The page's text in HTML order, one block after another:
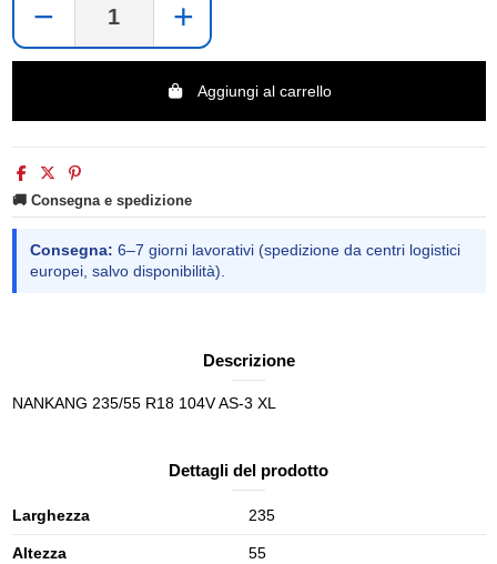
− +
Aggiungi al carrello
🚚 Consegna e spedizione
Consegna: 6–7 giorni lavorativi (spedizione da centri logistici
europei, salvo disponibilità).
Descrizione
NANKANG 235/55 R18 104V AS-3 XL
Dettagli del prodotto
Larghezza 235
Altezza 55